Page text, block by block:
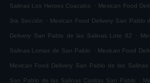
Salinas Los Heroes Coacalco . Mexican Food
3ra Sección . Mexican Food Delivery San Pablo
Delivery San Pablo de las Salinas Lote 62 .
Salinas Lomas de San Pablo . Mexican Food
Mexican Food Delivery San Pablo de las Salinas
San Pablo de las Salinas Casitas San Pablo .